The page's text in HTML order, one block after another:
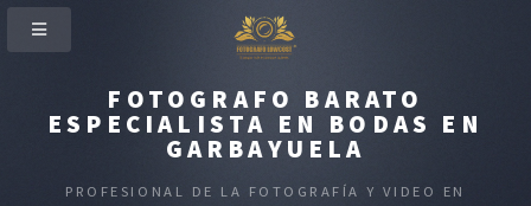
FOTOGRAFO BARATO
ESPECIALISTA EN BODAS EN
GARBAYUELA
PROFESIONAL DE LA FOTOGRAFÍA Y VIDEO EN